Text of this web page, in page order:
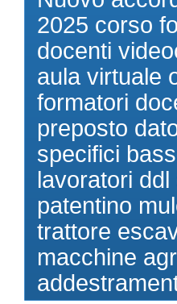
2025 corso
docenti
aula virtuale
formatori
preposto
specifici
lavoratori
patentino
trattore
macchine